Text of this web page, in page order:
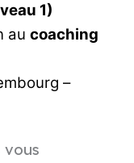
1)
au coaching
–
vous